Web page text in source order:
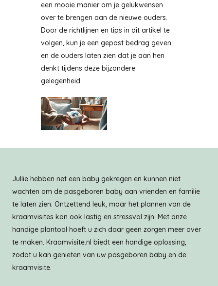
een mooie manier om je gelukwensen
over te brengen aan de nieuwe ouders.
Door de richtlijnen en tips in dit artikel te
volgen, kun je een gepast bedrag geven
en de ouders laten zien dat je aan hen
denkt tijdens deze bijzondere
gelegenheid.
Jullie hebben net een baby gekregen en kunnen niet
wachten om de pasgeboren baby aan vrienden en familie
te laten zien. Ontzettend leuk, maar het plannen van de
kraamvisites kan ook lastig en stressvol zijn. Met onze
handige plantool hoeft u zich daar geen zorgen meer over
te maken. Kraamvisite.nl biedt een handige oplossing,
zodat u kan genieten van uw pasgeboren baby en de
kraamvisite.